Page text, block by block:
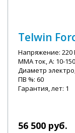
Telwin
Напряжение: 220
MMA ток, А: 10-150
Диаметр
ПВ %: 60
Гарантия, лет: 1
56 500 руб.